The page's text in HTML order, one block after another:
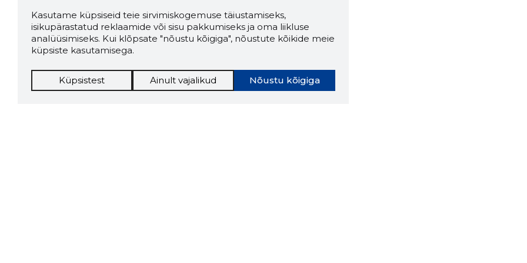
Kasutame küpsiseid teie sirvimiskogemuse täiustamiseks,
isikupärastatud reklaamide või sisu pakkumiseks ja oma liikluse
analüüsimiseks. Kui klõpsate "nõustu kõigiga", nõustute kõikide meie
küpsiste kasutamisega.
Nõustu kõigiga
Küpsistest Ainult vajalikud